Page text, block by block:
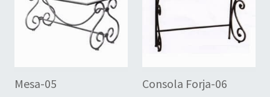
Mesa-05 Consola Forja-06